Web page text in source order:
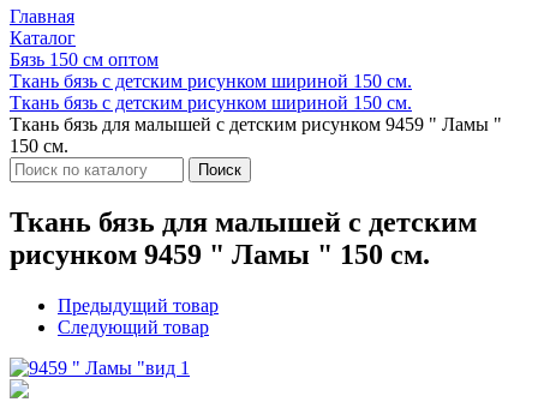
Главная
Каталог
Бязь 150 см оптом
Ткань бязь с детским рисунком шириной 150 см.
Ткань бязь с детским рисунком шириной 150 см.
Ткань бязь для малышей с детским рисунком 9459 " Ламы "
150 см.
Поиск
Ткань бязь для малышей с детским
рисунком 9459 " Ламы " 150 см.
Предыдущий товар
Следующий товар
вид 1